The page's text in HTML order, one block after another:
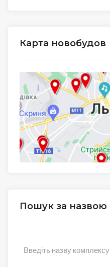
Карта новобудов
Пошук за назвою
Введіть назву комплексу